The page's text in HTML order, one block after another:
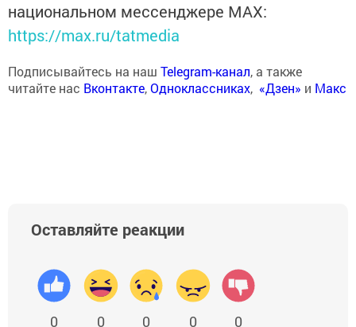
национальном мессенджере MАХ:
https://max.ru/tatmedia
Подписывайтесь на наш Telegram-канал, а также
читайте нас Вконтакте,Одноклассниках, «Дзен» и Макс
Оставляйте реакции
0 0 0 0 0